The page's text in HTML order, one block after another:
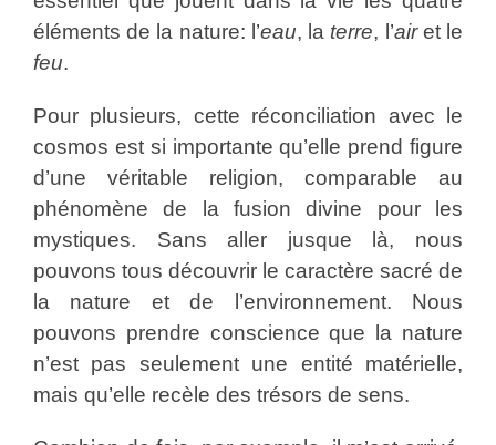
éléments de la nature: l’eau, la terre, l’airet le
feu.
Pour plusieurs, cette réconciliation avec le
cosmos est si importante qu’elle prend figure
d’une véritable religion, comparable au
phénomène de la fusion divine pour les
mystiques. Sans aller jusque là, nous
pouvons tous découvrir le caractère sacré de
la nature et de l’environnement. Nous
pouvons prendre conscience que la nature
n’est pas seulement une entité matérielle,
mais qu’elle recèle des trésors de sens.